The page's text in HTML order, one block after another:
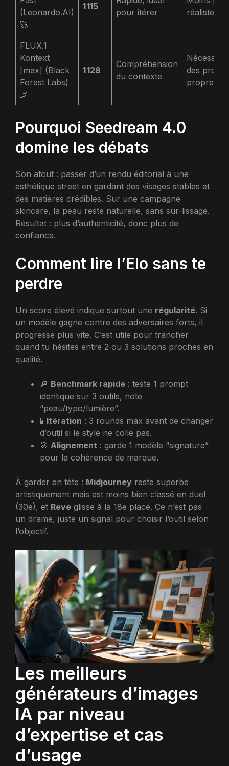
(Leonardo.AI)
🚀
1 115
pour itérer
réaliste
FLUX.1
Kontext
[max] (Black
Forest Labs)
🌌
1 128
Compréhension
du contexte
Nécessite
des
propres
Pourquoi Seedream 4.0
domine les débats
Son atout : passer d’un rendu éditorial à une
esthétique street en gardant des visages stables et
des matières crédibles. Sur une campagne
skincare, la peau reste naturelle, sans sur-lissage.
Résultat : plus d’authenticité, donc plus de
confiance.
Comment lire l’Elo sans te
perdre
Un score élevé indique surtout une régularité. Si
un modèle gagne contre des adversaires forts, il
progresse plus vite. C’est utile pour trancher
quand tu hésites entre 2 ou 3 solutions proches en
qualité.
🔎 Benchmark rapide : teste 1 prompt
identique sur 3 outils, note
“peau/typo/lumière”.
🧪 Itération : 3 rounds max avant de changer
d’outil si le style ne colle pas.
🎯 Alignement : garde 1 modèle “signature”
pour la cohérence de marque.
À garder en tête : Midjourney reste superbe
artistiquement mais est moins bien classé en duel
(30e), et Reve glisse à la 18e place. Ce n’est pas
un drame, juste un signal pour choisir l’outil selon
l’objectif.
Les meilleurs
générateurs d’images
IA par niveau
d’expertise et cas
d’usage